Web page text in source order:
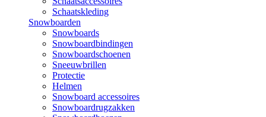
Schaatskleding
Snowboarden
Snowboards
Snowboardbindingen
Snowboardschoenen
Sneeuwbrillen
Protectie
Helmen
Snowboard accessoires
Snowboardrugzakken